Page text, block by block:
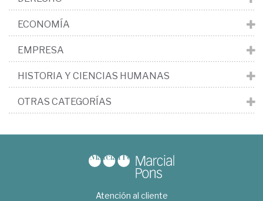
ECONOMÍA
EMPRESA
HISTORIA Y CIENCIAS HUMANAS
OTRAS CATEGORÍAS
Atención al cliente